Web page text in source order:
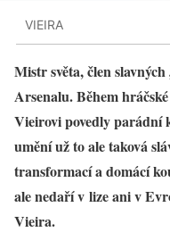
VIEIRA
Mistr světa, člen
Arsenalu. Během
Vieirovi povedly parádní
umění už to ale taková
transformací a domácí
ale nedaří v lize ani v
Vieira.